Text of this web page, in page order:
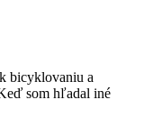
bicyklovaniu a
som hľadal iné